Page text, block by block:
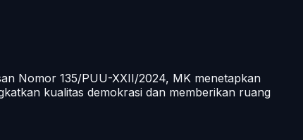
Nomor 135/PUU-XXII/2024, MK menetapkan
kualitas demokrasi dan memberikan ruang